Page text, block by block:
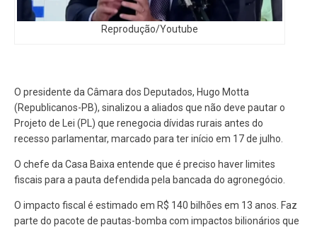
Reprodução/Youtube
O presidente da Câmara dos Deputados, Hugo Motta
(Republicanos-PB), sinalizou a aliados que não deve pautar o
Projeto de Lei (PL) que renegocia dívidas rurais antes do
recesso parlamentar, marcado para ter início em 17 de julho.
O chefe da Casa Baixa entende que é preciso haver limites
fiscais para a pauta defendida pela bancada do agronegócio.
O impacto fiscal é estimado em R$ 140 bilhões em 13 anos. Faz
parte do pacote de pautas-bomba com impactos bilionários que